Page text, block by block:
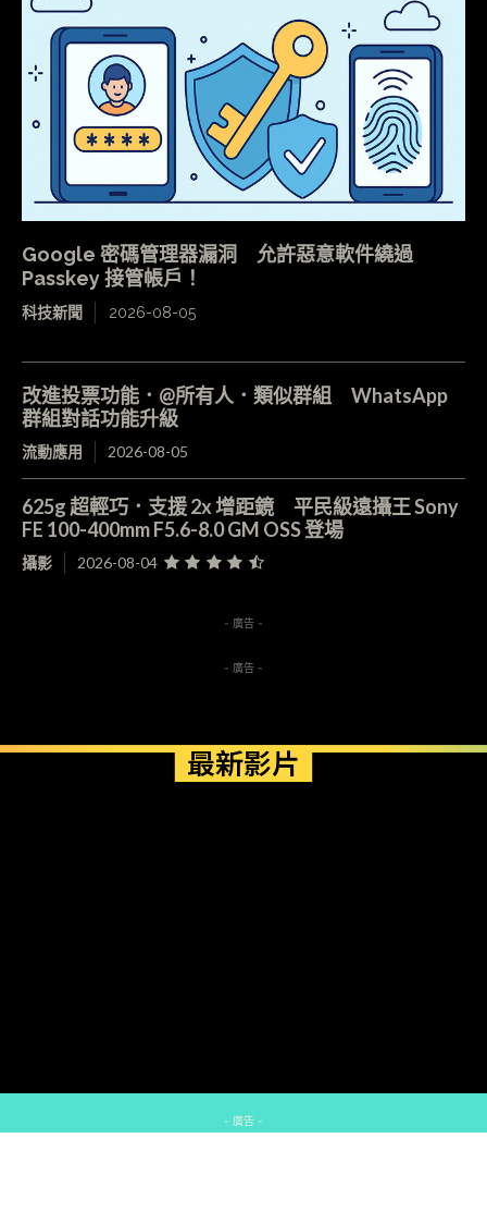
Google 密碼管理器漏洞 允許惡意軟件繞過
Passkey 接管帳戶！
科技新聞 2026-08-05
改進投票功能．@所有人．類似群組 WhatsApp
群組對話功能升級
流動應用 2026-08-05
625g 超輕巧．支援 2x 增距鏡 平民級遠攝王 Sony
FE 100-400mm F5.6-8.0 GM OSS 登場
攝影 2026-08-04
- 廣告 -
- 廣告 -
最新影片
- 廣告 -